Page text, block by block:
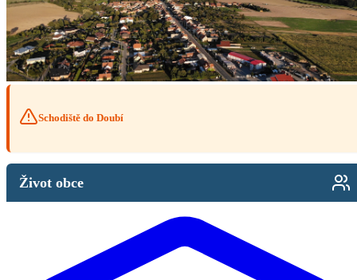
Schodiště do Doubí
Život obce